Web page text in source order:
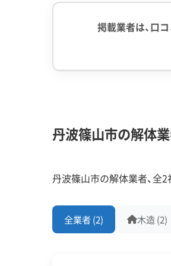
在です。市内には「篠山伝
ア）」の2つがあり、これ
建物の解体はもちろん、外
一方で、この厳しい規制は
こそ、この地区で何かを考
掲載業者は、口
対応工事
丹波篠山市の解体
丹波篠山市の解体業者、全2
全業者 (2) 木造 (2)